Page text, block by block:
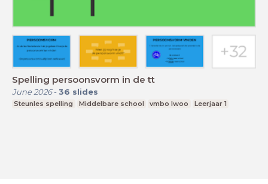
Spelling persoonsvorm in de tt
June 2026- 36 slides
Steunles spelling Middelbare school vmbo lwoo Leerjaar 1